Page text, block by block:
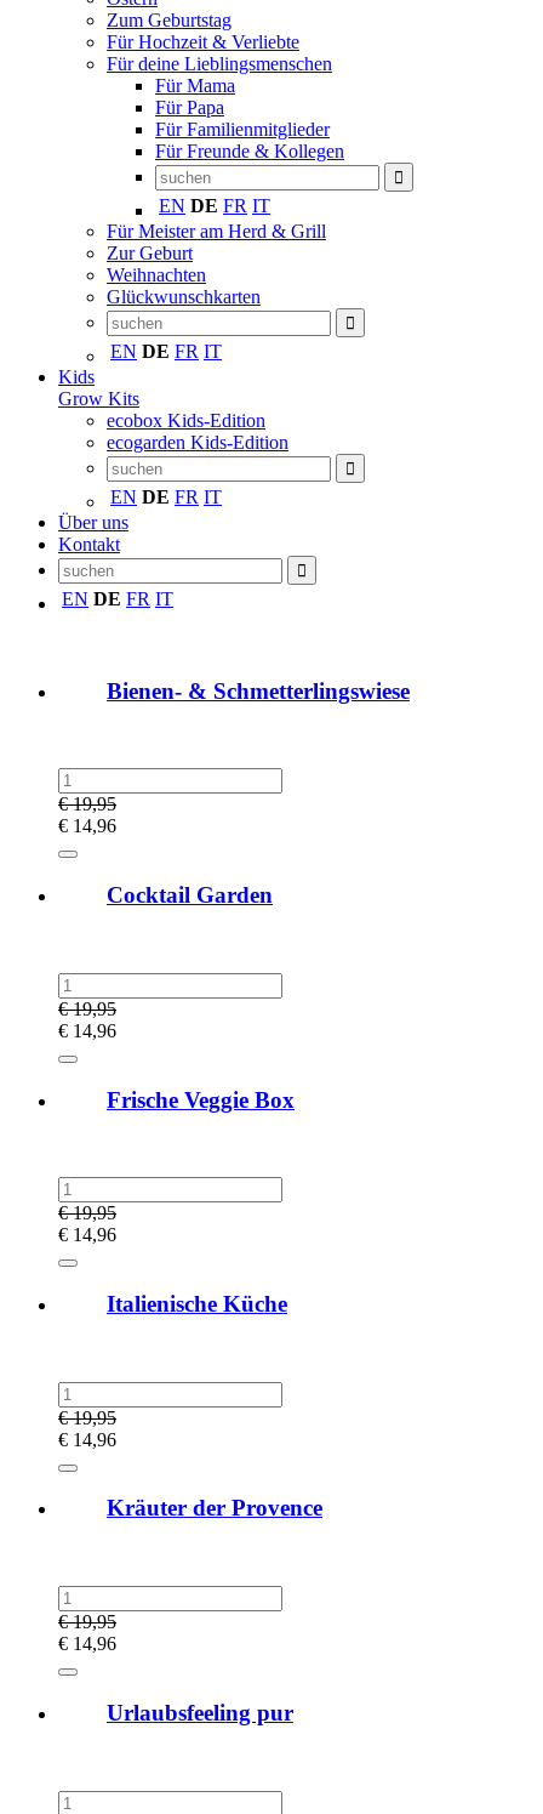
Zum Geburtstag
Für Hochzeit & Verliebte
Für deine Lieblingsmenschen
Für Mama
Für Papa
Für Familienmitglieder
Für Freunde & Kollegen
EN DE FR IT
Für Meister am Herd & Grill
Zur Geburt
Weihnachten
Glückwunschkarten
EN DE FR IT
Kids
Grow Kits
ecobox Kids-Edition
ecogarden Kids-Edition
EN DE FR IT
Über uns
Kontakt
EN DE FR IT
Bienen- & Schmetterlingswiese
€19,95
€ 14,96
Cocktail Garden
€19,95
€ 14,96
Frische Veggie Box
€19,95
€ 14,96
Italienische Küche
€19,95
€ 14,96
Kräuter der Provence
€19,95
€ 14,96
Urlaubsfeeling pur